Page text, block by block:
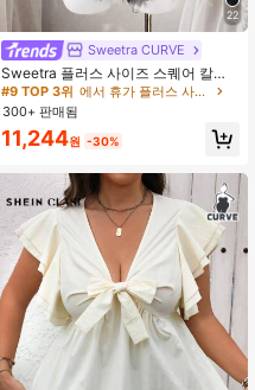
22
Sweetra CURVE
Sweetra 플러스 사이즈 스퀘어 칼라
러플 소매 드로스트링 보우 타이 허리
A라인 텍스처 빈티지 우아한 귀여운
캐주얼 티셔츠 여성용
#9 TOP 3위
에서 휴가 플러스 사이즈 탑
150+ 명 "예쁨"
#9 TOP 3위
에서 휴가 플러스 사이즈 탑
150+ 명 "예쁨"
#9 TOP 3위
에서 휴가 플러스 사이즈 탑
150+ 명 "예쁨"
#9 TOP 3위
150+ 명 "예쁨"
300+ 판매됨
11,244원 -30%